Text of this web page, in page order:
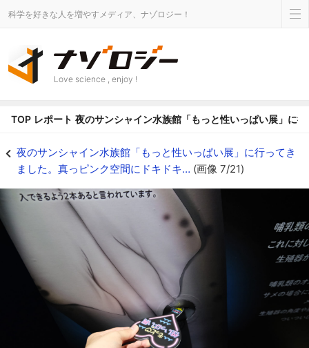
科学を好きな人を増やすメディア、ナゾロジー！
Love science , enjoy !
TOP レポート 夜のサンシャイン水族館「もっと性いっぱい展」に
夜のサンシャイン水族館「もっと性いっぱい展」に行ってき
ました。真っピンク空間にドキドキ… (画像 7/21)